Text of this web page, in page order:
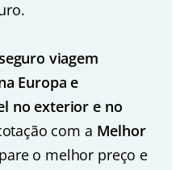
viagem
Europa e
no exterior e no
com a Melhor
o melhor preço e